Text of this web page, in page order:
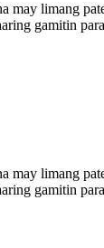
may limang
gamitin
may limang
gamitin